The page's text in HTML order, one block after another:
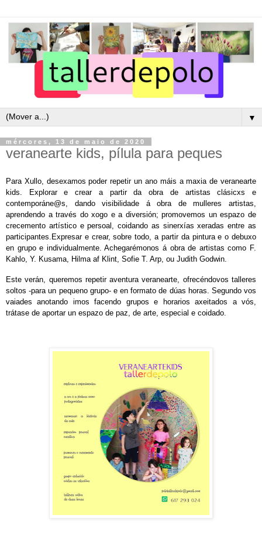
▼
mércores, 13 de maio de 2020
veranearte kids, pílula para peques
Para Xullo, desexamos poder repetir un ano máis a maxia de veranearte
kids. Explorar e crear a partir da obra de artistas clásicxs e
contemporáne@s, dando visibilidade áobra de mulleres artistas,
aprendendo a través do xogo e a diversión; promovemos un espazo de
crecemento artístico e persoal,coidando as sinerxíasxeradas entre as
participantes.Expresar e crear,sobre todo, a partir da pintura e o debuxo
en grupo e individualmente.Achegarémonosá obra de artistas como F.
Kahlo, Y. Kusama, Hilma af Klint, Sofie T. Arp, ou Judith Godwin.
Este verán, queremos repetir aventuraveranearte , ofrecéndovos talleres
soltos -paraun pequeno grupo- e en formato de dúas horas. Segundo vos
vaiades anotando imos facendo grupos e horarios axeitados a vós,
trátase de aportar un espazo de paz, de arte, especial e coidado.